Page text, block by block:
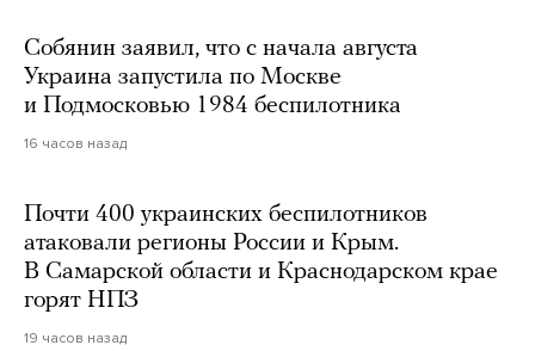
Собянин заявил, что с начала августа
Украина запустила по Москве
и Подмосковью 1984 беспилотника
16 часов назад
Почти 400 украинских беспилотников
атаковали регионы России и Крым.
В Самарской области и Краснодарском крае
горят НПЗ
19 часов назад